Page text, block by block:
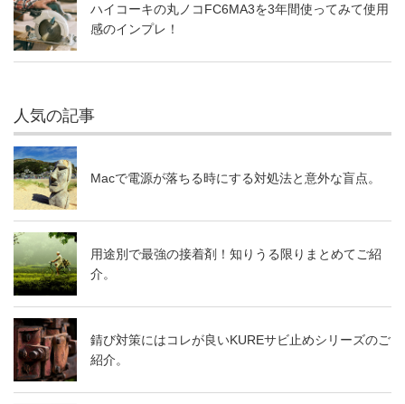
ハイコーキの丸ノコFC6MA3を3年間使ってみて使用
感のインプレ！
人気の記事
Macで電源が落ちる時にする対処法と意外な盲点。
用途別で最強の接着剤！知りうる限りまとめてご紹
介。
錆び対策にはコレが良いKUREサビ止めシリーズのご
紹介。